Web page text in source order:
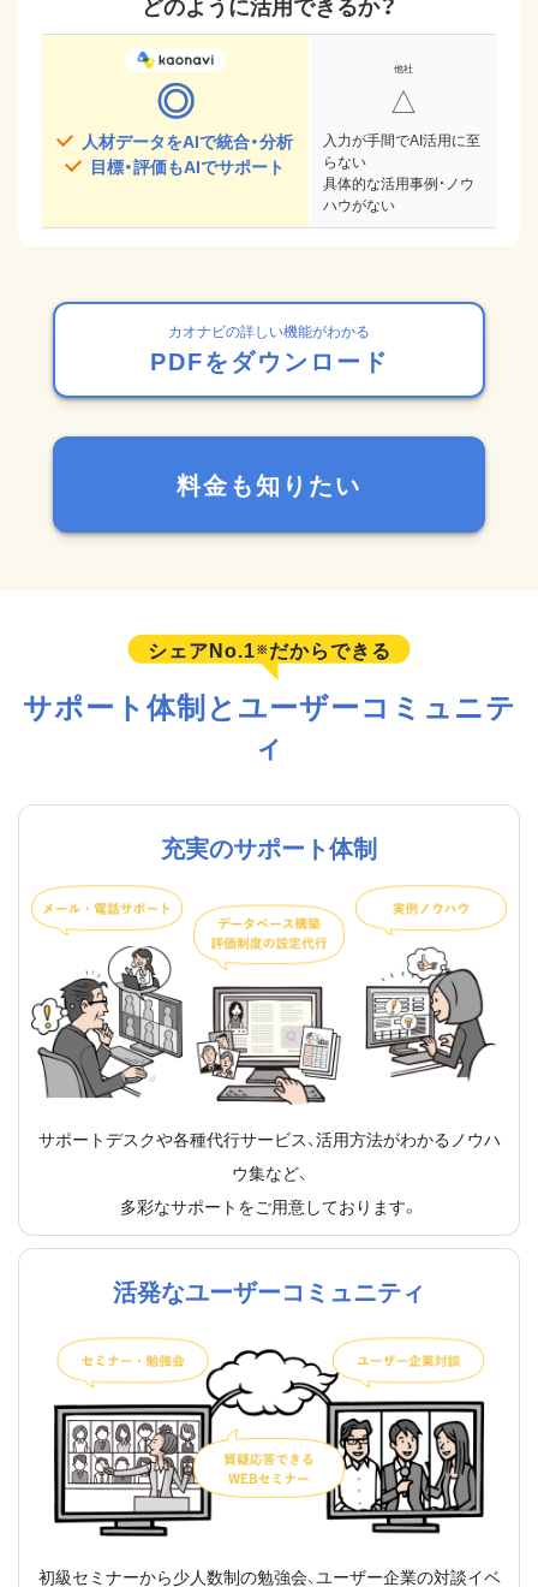
◎
人材データをAIで統合・分析
目標・評価もAIでサポート
△
入力が手間でAI活用に至
らない
具体的な活用事例・ノウ
ハウがない
カオナビの詳しい機能がわかる
PDFをダウンロード
料金も知りたい
シェアNo.1※ だからできる
サポート体制とユーザーコミュニテ
ィ
充実のサポート体制
サポートデスクや各種代行サービス、活用方法がわかるノウハ
ウ集など、
多彩なサポートをご用意しております。
活発なユーザーコミュニティ
初級セミナーから少人数制の勉強会、ユーザー企業の対談イベ